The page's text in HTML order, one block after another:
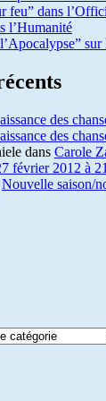
feu” dans
l’Humanité
des
des
dans Carole
février 2012 à
Nouvelle saison/